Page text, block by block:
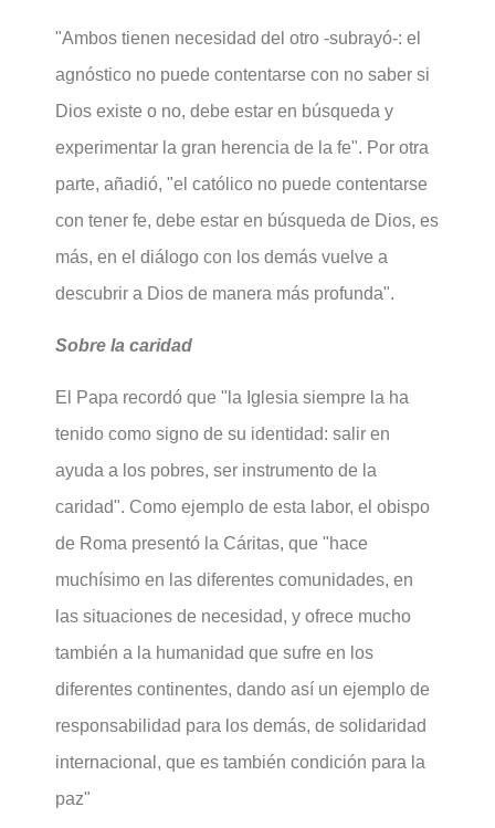
"Ambos tienen necesidad del otro -subrayó-: el
agnóstico no puede contentarse con no saber si
Dios existe o no, debe estar en búsqueda y
experimentar la gran herencia de la fe". Por otra
parte, añadió, "el católico no puede contentarse
con tener fe, debe estar en búsqueda de Dios, es
más, en el diálogo con los demás vuelve a
descubrir a Dios de manera más profunda".
Sobre la caridad
El Papa recordó que "la Iglesia siempre la ha
tenido como signo de su identidad: salir en
ayuda a los pobres, ser instrumento de la
caridad". Como ejemplo de esta labor, el obispo
de Roma presentó la Cáritas, que "hace
muchísimo en las diferentes comunidades, en
las situaciones de necesidad, y ofrece mucho
también a la humanidad que sufre en los
diferentes continentes, dando así un ejemplo de
responsabilidad para los demás, de solidaridad
internacional, que es también condición para la
paz"